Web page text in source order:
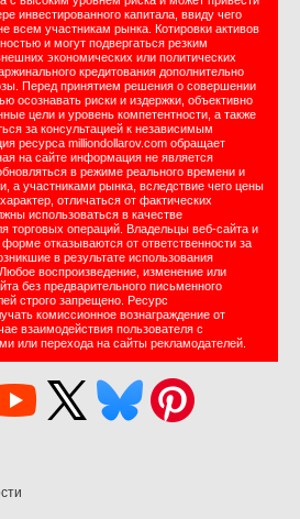
инвестированного капитала, ввиду чего
всем участникам рынка. Котировки активов
и могут подвергаться резким
экономических или политических
кредитования дополнительно
Перед принятием решения о совершении
осознавать риски и издержки, объективно
цели и уровень компетентности, а также
за консультацией к независимым
ресурса milliondollarov.com обращает
на сайте информация не является
в режиме реального времени и
а участниками рынка, вследствие чего цены
отличаться от фактических
использоваться в качестве
торговых операций. Владельцы веб-сайта и
отказываются от ответственности за
в результате использования
воспроизведение, изменение или
без предварительного письменного
строго запрещено. Ресурс
комиссионное вознаграждение от
взаимодействия пользователя с
или перехода на сайты рекламодателей.